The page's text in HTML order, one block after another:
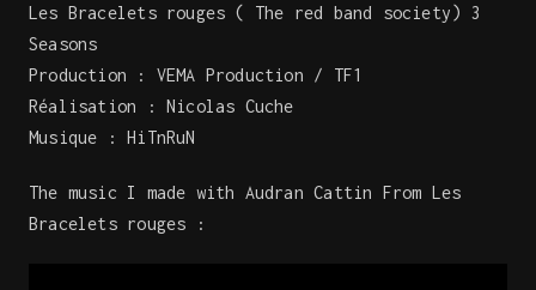
Les Bracelets rouges ( The red band society) 3
Seasons
Production : VEMA Production / TF1
Réalisation : Nicolas Cuche
Musique : HiTnRuN
The music I made with Audran Cattin From Les
Bracelets rouges :